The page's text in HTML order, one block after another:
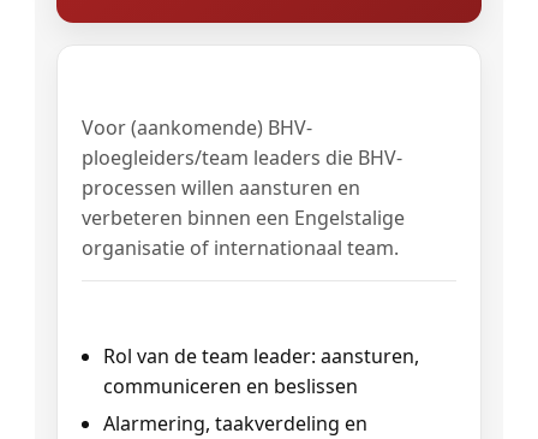
Voor (aankomende) BHV-
ploegleiders/team leaders die BHV-
processen willen aansturen en
verbeteren binnen een Engelstalige
organisatie of internationaal team.
Rol van de team leader: aansturen,
communiceren en beslissen
Alarmering, taakverdeling en